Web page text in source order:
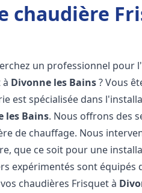
un professionnel pour
à Divonne les Bains? Vous
est spécialisée dans
les Bains. Nous offrons des
de chauffage. Nous
que ce soit pour une
expérimentés sont
chaudières Frisquet à